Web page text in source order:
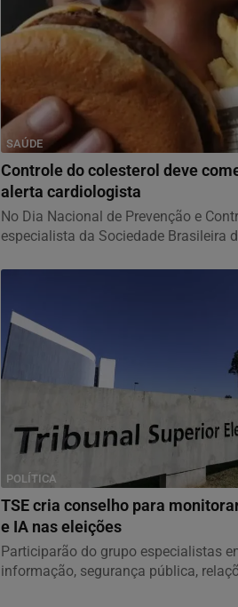
SAÚDE
Controle do colesterol deve
alerta cardiologista
No Dia Nacional de Prevenção e
especialista da Sociedade Brasileira
POLÍTICA
TSE cria conselho para
e IA nas eleições
Participarão do grupo especialistas
informação, segurança pública,